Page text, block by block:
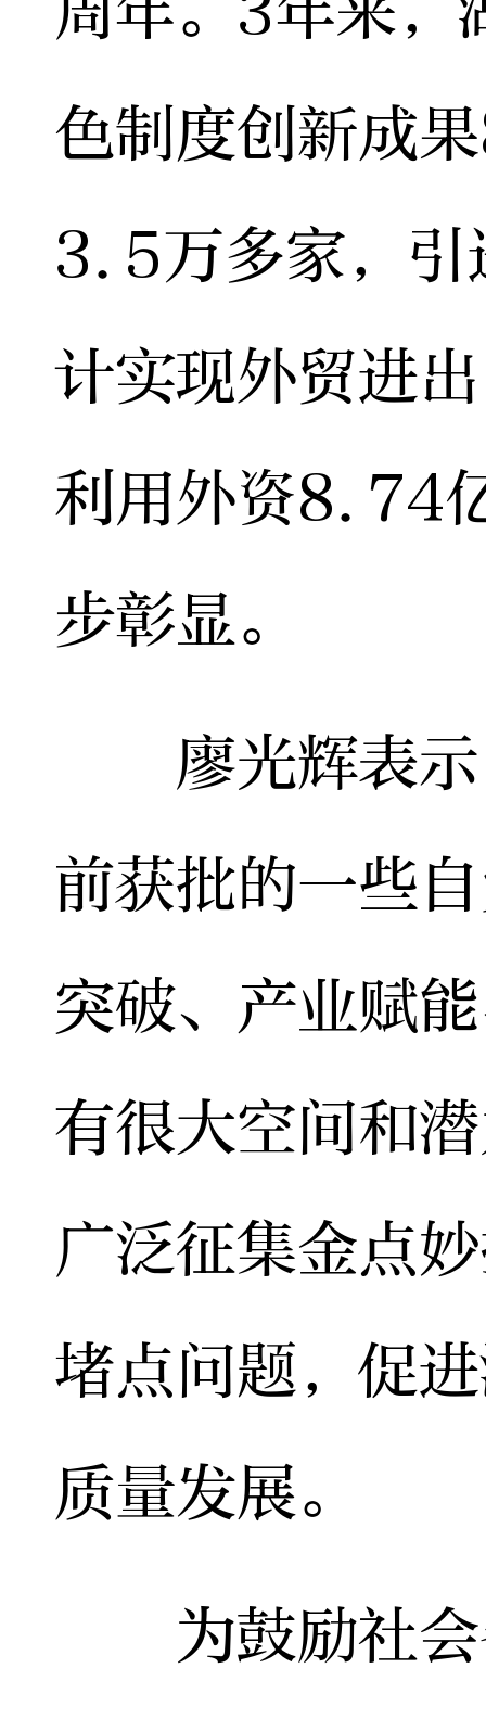
色制度创新成
3.5万多家，引
计实现外贸进
利用外资8.74
步彰显。
廖光辉表示
前获批的一些
突破、产业赋
有很大空间和
广泛征集金点
堵点问题，促
质量发展。
为鼓励社会